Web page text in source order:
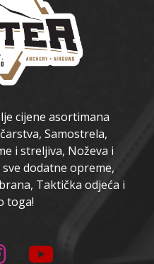
cijene asortimana
Samostrela,
i streljiva, Noževa i
dodatne opreme,
Taktička odjeća i
toga!